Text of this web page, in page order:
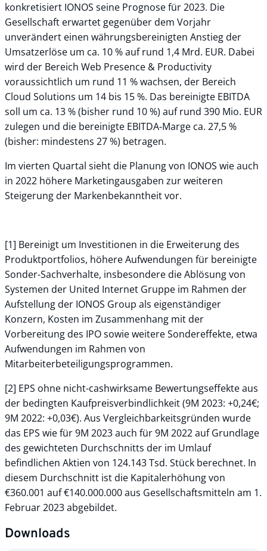
konkretisiert IONOS seine Prognose für 2023. Die
Gesellschaft erwartet gegenüber dem Vorjahr
unverändert einen währungsbereinigten Anstieg der
Umsatzerlöse um ca. 10 % auf rund 1,4 Mrd. EUR. Dabei
wird der Bereich Web Presence & Productivity
voraussichtlich um rund 11 % wachsen, der Bereich
Cloud Solutions um 14 bis 15 %. Das bereinigte EBITDA
soll um ca. 13 % (bisher rund 10 %) auf rund 390 Mio. EUR
zulegen und die bereinigte EBITDA-Marge ca. 27,5 %
(bisher: mindestens 27 %) betragen.
Im vierten Quartal sieht die Planung von IONOS wie auch
in 2022 höhere Marketingausgaben zur weiteren
Steigerung der Markenbekanntheit vor.
[1] Bereinigt um Investitionen in die Erweiterung des
Produktportfolios, höhere Aufwendungen für bereinigte
Sonder-Sachverhalte, insbesondere die Ablösung von
Systemen der United Internet Gruppe im Rahmen der
Aufstellung der IONOS Group als eigenständiger
Konzern, Kosten im Zusammenhang mit der
Vorbereitung des IPO sowie weitere Sondereffekte, etwa
Aufwendungen im Rahmen von
Mitarbeiterbeteiligungsprogrammen.
[2] EPS ohne nicht-cashwirksame Bewertungseffekte aus
der bedingten Kaufpreisverbindlichkeit (9M 2023: +0,24€;
9M 2022: +0,03€). Aus Vergleichbarkeitsgründen wurde
das EPS wie für 9M 2023 auch für 9M 2022 auf Grundlage
des gewichteten Durchschnitts der im Umlauf
befindlichen Aktien von 124.143 Tsd. Stück berechnet. In
diesem Durchschnitt ist die Kapitalerhöhung von
€360.001 auf €140.000.000 aus Gesellschaftsmitteln am 1.
Februar 2023 abgebildet.
Downloads